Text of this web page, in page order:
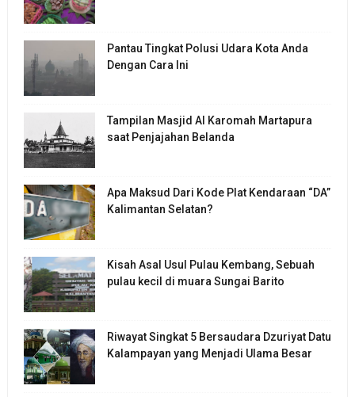
Pantau Tingkat Polusi Udara Kota Anda
Dengan Cara Ini
Tampilan Masjid Al Karomah Martapura
saat Penjajahan Belanda
Apa Maksud Dari Kode Plat Kendaraan “DA”
Kalimantan Selatan?
Kisah Asal Usul Pulau Kembang, Sebuah
pulau kecil di muara Sungai Barito
Riwayat Singkat 5 Bersaudara Dzuriyat Datu
Kalampayan yang Menjadi Ulama Besar